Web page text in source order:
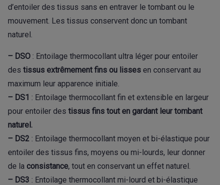
d’entoiler des tissus sans en entraver le tombant ou le
mouvement. Les tissus conservent donc un tombant
naturel.
– DSO : Entoilage thermocollant ultra léger pour entoiler
des tissus extrêmement fins ou lisses en conservant au
maximum leur apparence initiale.
– DS1 : Entoilage thermocollant fin et extensible en largeur
pour entoiler des tissus fins tout en gardant leur tombant
naturel.
– DS2 : Entoilage thermocollant moyen et bi-élastique pour
entoiler des tissus fins, moyens ou mi-lourds, leur donner
de la consistance, tout en conservant un effet naturel.
– DS3 : Entoilage thermocollant mi-lourd et bi-élastique